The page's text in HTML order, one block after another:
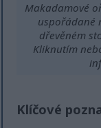
Makadamové
uspořádané
dřevěném
Kliknutím
Klíčové